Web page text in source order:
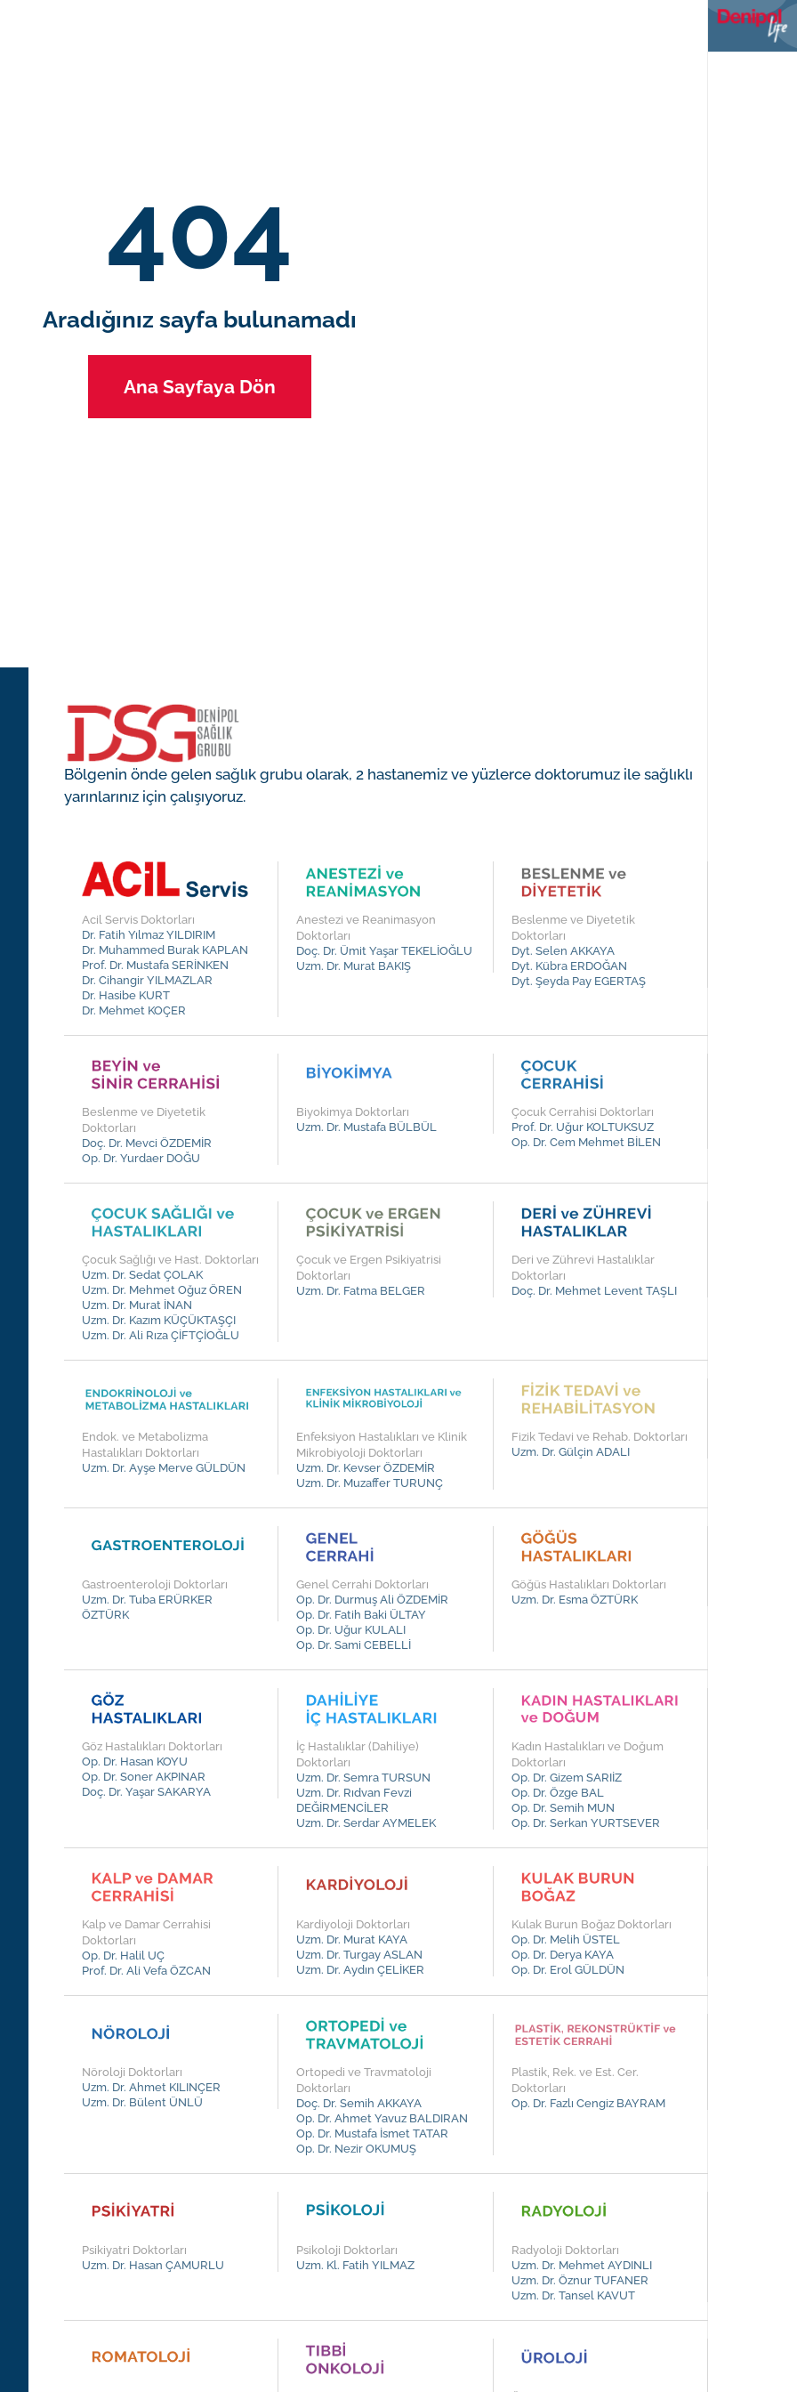
404
Aradığınız sayfa bulunamadı
Ana Sayfaya Dön
Bölgenin önde gelen sağlık grubu olarak, 2 hastanemiz ve yüzlerce doktorumuz ile sağlıklı
yarınlarınız için çalışıyoruz.
Acil Servis Doktorları
Dr. Fatih Yılmaz YILDIRIM
Dr. Muhammed Burak KAPLAN
Prof. Dr. Mustafa SERİNKEN
Dr. Cihangir YILMAZLAR
Dr. Hasibe KURT
Dr. Mehmet KOÇER
Anestezi ve Reanimasyon
Doktorları
Doç. Dr. Ümit Yaşar TEKELİOĞLU
Uzm. Dr. Murat BAKIŞ
Beslenme ve Diyetetik
Doktorları
Dyt. Selen AKKAYA
Dyt. Kübra ERDOĞAN
Dyt. Şeyda Pay EGERTAŞ
Beslenme ve Diyetetik
Doktorları
Doç. Dr. Mevci ÖZDEMİR
Op. Dr. Yurdaer DOĞU
Biyokimya Doktorları
Uzm. Dr. Mustafa BÜLBÜL
Çocuk Cerrahisi Doktorları
Prof. Dr. Uğur KOLTUKSUZ
Op. Dr. Cem Mehmet BİLEN
Çocuk Sağlığı ve Hast. Doktorları
Uzm. Dr. Sedat ÇOLAK
Uzm. Dr. Mehmet Oğuz ÖREN
Uzm. Dr. Murat İNAN
Uzm. Dr. Kazım KÜÇÜKTAŞÇI
Uzm. Dr. Ali Rıza ÇİFTÇİOĞLU
Çocuk ve Ergen Psikiyatrisi
Doktorları
Uzm. Dr. Fatma BELGER
Deri ve Zührevi Hastalıklar
Doktorları
Doç. Dr. Mehmet Levent TAŞLI
Endok. ve Metabolizma
Hastalıkları Doktorları
Uzm. Dr. Ayşe Merve GÜLDÜN
Enfeksiyon Hastalıkları ve Klinik
Mikrobiyoloji Doktorları
Uzm. Dr. Kevser ÖZDEMİR
Uzm. Dr. Muzaffer TURUNÇ
Fizik Tedavi ve Rehab. Doktorları
Uzm. Dr. Gülçin ADALI
Gastroenteroloji Doktorları
Uzm. Dr. Tuba ERÜRKER
ÖZTÜRK
Genel Cerrahi Doktorları
Op. Dr. Durmuş Ali ÖZDEMİR
Op. Dr. Fatih Baki ÜLTAY
Op. Dr. Uğur KULALI
Op. Dr. Sami CEBELLİ
Göğüs Hastalıkları Doktorları
Uzm. Dr. Esma ÖZTÜRK
Göz Hastalıkları Doktorları
Op. Dr. Hasan KOYU
Op. Dr. Soner AKPINAR
Doç. Dr. Yaşar SAKARYA
İç Hastalıklar (Dahiliye)
Doktorları
Uzm. Dr. Semra TURSUN
Uzm. Dr. Rıdvan Fevzi
DEĞİRMENCİLER
Uzm. Dr. Serdar AYMELEK
Kadın Hastalıkları ve Doğum
Doktorları
Op. Dr. Gizem SARIİZ
Op. Dr. Özge BAL
Op. Dr. Semih MUN
Op. Dr. Serkan YURTSEVER
Kalp ve Damar Cerrahisi
Doktorları
Op. Dr. Halil UÇ
Prof. Dr. Ali Vefa ÖZCAN
Kardiyoloji Doktorları
Uzm. Dr. Murat KAYA
Uzm. Dr. Turgay ASLAN
Uzm. Dr. Aydın ÇELİKER
Kulak Burun Boğaz Doktorları
Op. Dr. Melih ÜSTEL
Op. Dr. Derya KAYA
Op. Dr. Erol GÜLDÜN
Nöroloji Doktorları
Uzm. Dr. Ahmet KILINÇER
Uzm. Dr. Bülent ÜNLÜ
Ortopedi ve Travmatoloji
Doktorları
Doç. Dr. Semih AKKAYA
Op. Dr. Ahmet Yavuz BALDIRAN
Op. Dr. Mustafa İsmet TATAR
Op. Dr. Nezir OKUMUŞ
Plastik, Rek. ve Est. Cer.
Doktorları
Op. Dr. Fazlı Cengiz BAYRAM
Psikiyatri Doktorları
Uzm. Dr. Hasan ÇAMURLU
Psikoloji Doktorları
Uzm. Kl. Fatih YILMAZ
Radyoloji Doktorları
Uzm. Dr. Mehmet AYDINLI
Uzm. Dr. Öznur TUFANER
Uzm. Dr. Tansel KAVUT